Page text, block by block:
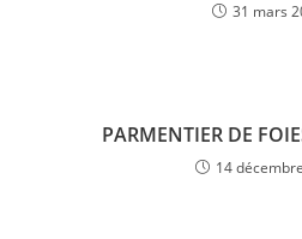
31 mars
PARMENTIER DE
14